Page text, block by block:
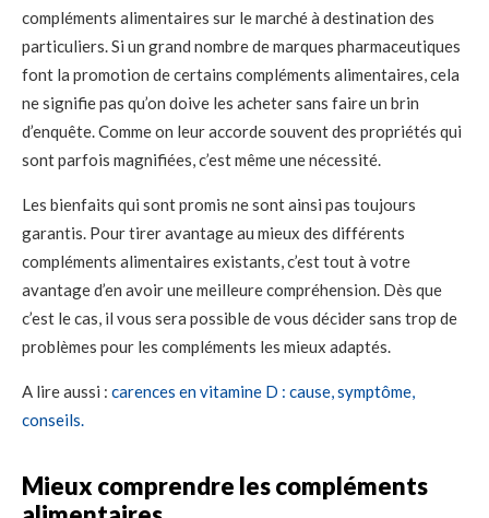
compléments alimentaires sur le marché à destination des
particuliers. Si un grand nombre de marques pharmaceutiques
font la promotion de certains compléments alimentaires, cela
ne signifie pas qu’on doive les acheter sans faire un brin
d’enquête. Comme on leur accorde souvent des propriétés qui
sont parfois magnifiées, c’est même une nécessité.
Les bienfaits qui sont promis ne sont ainsi pas toujours
garantis. Pour tirer avantage au mieux des différents
compléments alimentaires existants, c’est tout à votre
avantage d’en avoir une meilleure compréhension. Dès que
c’est le cas, il vous sera possible de vous décider sans trop de
problèmes pour les compléments les mieux adaptés.
A lire aussi :carences en vitamine D : cause, symptôme,
conseils.
Mieux comprendre les compléments